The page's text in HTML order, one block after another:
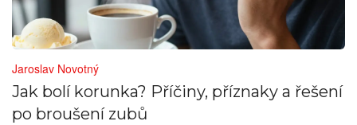
Jaroslav Novotný
Jak bolí korunka? Příčiny, příznaky a řešení
po broušení zubů